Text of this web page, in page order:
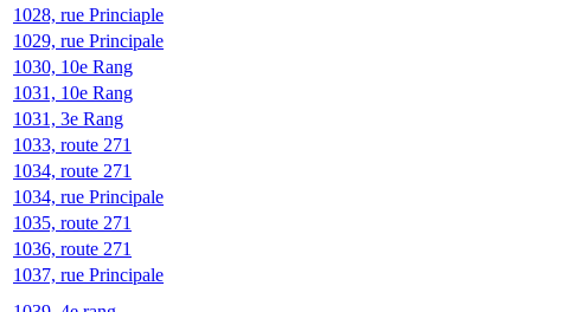
1028, rue Princiaple
1029, rue Principale
1030, 10e Rang
1031, 10e Rang
1031, 3e Rang
1033, route 271
1034, route 271
1034, rue Principale
1035, route 271
1036, route 271
1037, rue Principale